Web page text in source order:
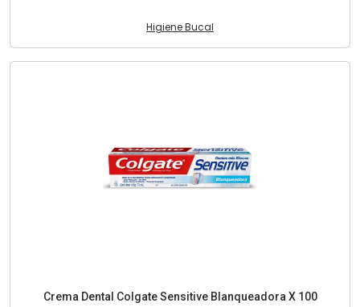
Higiene Bucal
Crema Dental Colgate Sensitive Blanqueadora X 100